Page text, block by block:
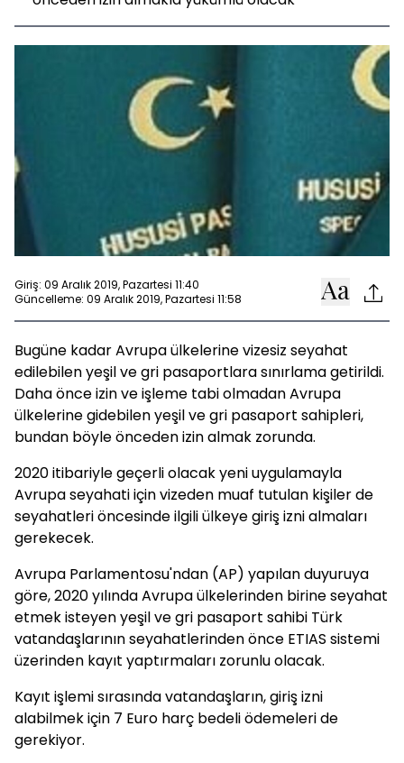
Giriş: 09 Aralık 2019, Pazartesi 11:40
Güncelleme: 09 Aralık 2019, Pazartesi 11:58
Bugüne kadar Avrupa ülkelerine vizesiz seyahat
edilebilen yeşil ve gri pasaportlara sınırlama getirildi.
Daha önce izin ve işleme tabi olmadan Avrupa
ülkelerine gidebilen yeşil ve gri pasaport sahipleri,
bundan böyle önceden izin almak zorunda.
2020 itibariyle geçerli olacak yeni uygulamayla
Avrupa seyahati için vizeden muaf tutulan kişiler de
seyahatleri öncesinde ilgili ülkeye giriş izni almaları
gerekecek.
Avrupa Parlamentosu'ndan (AP) yapılan duyuruya
göre, 2020 yılında Avrupa ülkelerinden birine seyahat
etmek isteyen yeşil ve gri pasaport sahibi Türk
vatandaşlarının seyahatlerinden önce ETIAS sistemi
üzerinden kayıt yaptırmaları zorunlu olacak.
Kayıt işlemi sırasında vatandaşların, giriş izni
alabilmek için 7 Euro harç bedeli ödemeleri de
gerekiyor.